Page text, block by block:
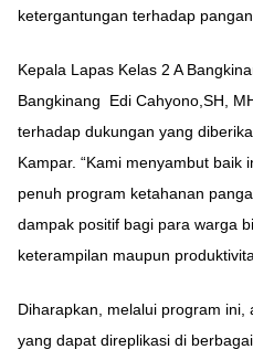
ketergantungan terhadap
Kepala Lapas Kelas 2 A
Bangkinang Edi Cahyono,SH,
terhadap dukungan yang
Kampar. “Kami menyambut baik
penuh program ketahanan
dampak positif bagi para warga
keterampilan maupun
Diharapkan, melalui program
yang dapat direplikasi di